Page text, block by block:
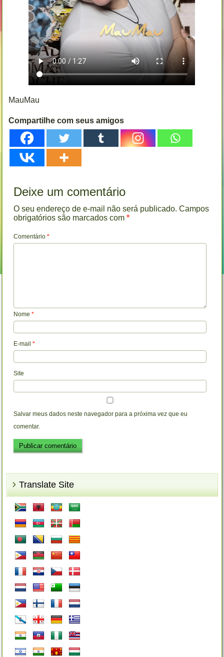
MauMau
Compartilhe com seus amigos
Deixe um comentário
O seu endereço de e-mail não será publicado. Campos
obrigatórios são marcados com*
Comentário*
Nome*
E-mail*
Site
Salvar meus dados neste navegador para a próxima vez que eu
comentar.
Translate Site